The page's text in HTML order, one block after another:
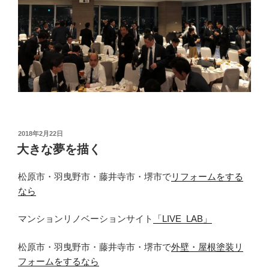
投
稿
日:
2018年2月22日
大きな夢を描く
松原市・羽曳野市・藤井寺市・堺市でリフォームをする
なら
マンションリノベーションサイト 「LIVE_LAB」
松原市・羽曳野市・藤井寺市・堺市で外壁・屋根塗装リ
フォームをするなら